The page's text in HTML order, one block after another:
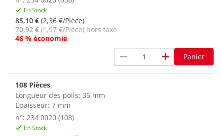
En Stock
85,10 € (2,36 €/Pièce)
70,92 € (1,97 €/Pièce) hors taxe
46 % économie
remove add Panier
108 Pièces
Longueur des poils: 35 mm
Épaisseur: 7 mm
n°: 234 0020 (108)
En Stock